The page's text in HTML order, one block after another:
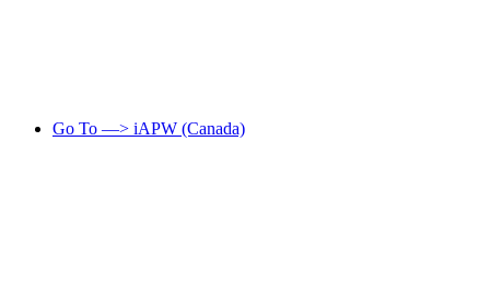
Go To —> iAPW (Canada)